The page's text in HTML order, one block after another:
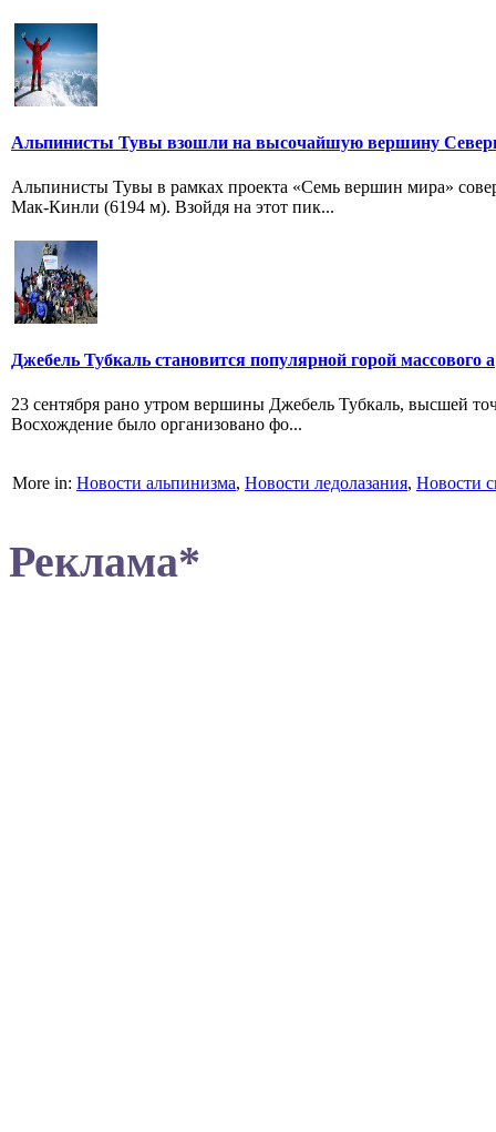
Альпинисты Тувы взошли на высочайшую вершину
Альпинисты Тувы в рамках проекта «Семь вершин мира»
Мак-Кинли (6194 м). Взойдя на этот пик...
Джебель Тубкаль становится популярной горой массового а
23 сентября рано утром вершины Джебель Тубкаль, высшей
Восхождение было организовано фо...
More in: Новости альпинизма, Новости ледолазания, Новости
Реклама*